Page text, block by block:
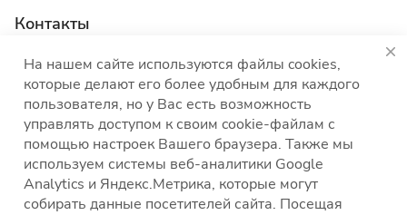
Контакты
8 800 555 45 04
sales@choco-corp.com
На нашем сайте используются файлы cookies,
которые делают его более удобным для каждого
пользователя, но у Вас есть возможность
управлять доступом к своим cookie-файлам с
помощью настроек Вашего браузера. Также мы
используем системы веб-аналитики Google
Analytics и Яндекс.Метрика, которые могут
собирать данные посетителей сайта. Посещая